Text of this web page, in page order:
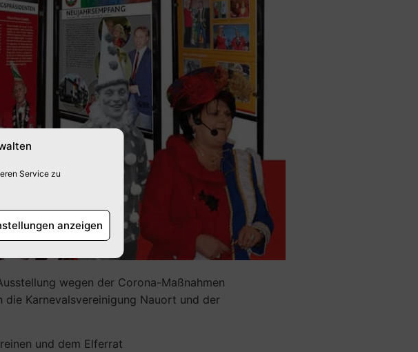
Service zu
anzeigen
wegen der Corona-Maßnahmen
die Karnevalsvereinigung Nauort und der
und dem Elferrat